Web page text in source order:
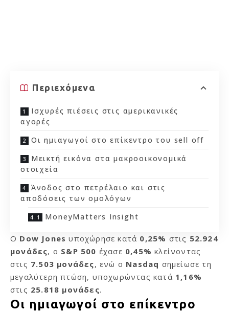
Περιεχόμενα
Ισχυρές πιέσεις στις αμερικανικές
αγορές
Οι ημιαγωγοί στο επίκεντρο του sell off
Μεικτή εικόνα στα μακροοικονομικά
στοιχεία
Άνοδος στο πετρέλαιο και στις
αποδόσεις των ομολόγων
MoneyMatters Insight
Ο Dow Jones υποχώρησε κατά 0,25% στις 52.924
μονάδες, ο S&P 500 έχασε 0,45% κλείνοντας
στις 7.503 μονάδες, ενώ ο Nasdaq σημείωσε τη
μεγαλύτερη πτώση, υποχωρώντας κατά 1,16%
στις 25.818 μονάδες.
Οι ημιαγωγοί στο επίκεντρο